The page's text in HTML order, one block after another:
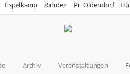
Espelkamp Rahden Pr. Oldendorf
Archiv Veranstaltungen